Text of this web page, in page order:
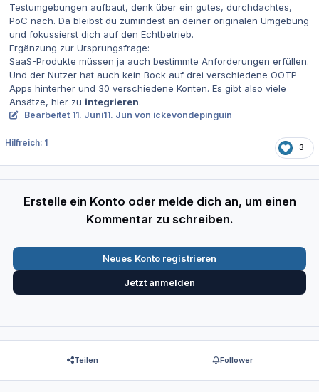
Testumgebungen aufbaut, denk über ein gutes, durchdachtes,
PoC nach. Da bleibst du zumindest an deiner originalen Umgebung
und fokussierst dich auf den Echtbetrieb.
Ergänzung zur Ursprungsfrage:
SaaS-Produkte müssen ja auch bestimmte Anforderungen erfüllen.
Und der Nutzer hat auch kein Bock auf drei verschiedene OOTP-
Apps hinterher und 30 verschiedene Konten. Es gibt also viele
Ansätze, hier zu integrieren.
Bearbeitet 11. Juni11. Jun von ickevondepinguin
Hilfreich: 1 3
Erstelle ein Konto oder melde dich an, um einen
Kommentar zu schreiben.
Neues Konto registrieren
Jetzt anmelden
Teilen Follower